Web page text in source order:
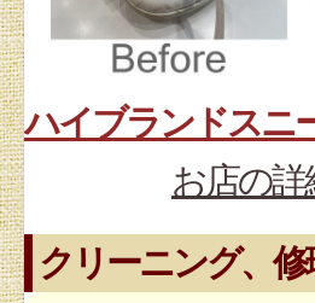
お店の詳
クリーニング、修